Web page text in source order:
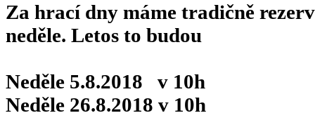
Za hrací dny máme tradičně
neděle. Letos to budou
Neděle 5.8.2018 v 10h
Neděle 26.8.2018 v 10h